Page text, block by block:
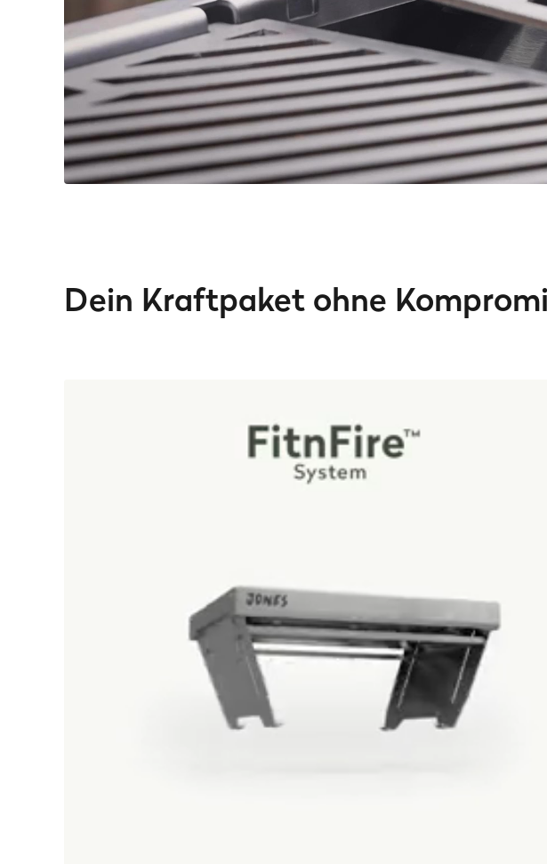
Dein Kraftpaket ohne